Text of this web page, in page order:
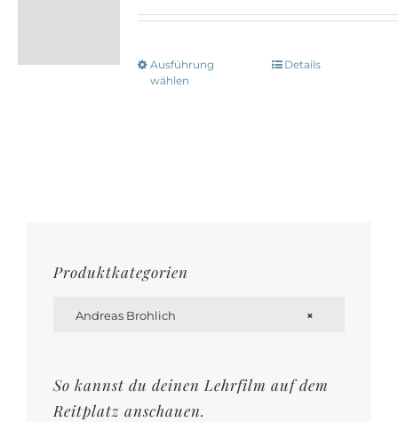
Ausführung
wählen
Dieses
gewählt
Details
Produktkategorien
×
Andreas Brohlich
So kannst du deinen Lehrfilm auf dem
Reitplatz anschauen.